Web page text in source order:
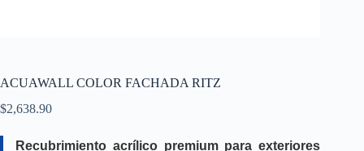
ACUAWALL COLOR FACHADA RITZ
$2,638.90
Recubrimiento acrílico premium para exteriores